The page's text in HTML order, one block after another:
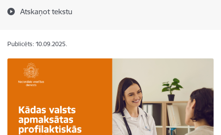
Atskaņot tekstu
Publicēts: 10.09.2025.